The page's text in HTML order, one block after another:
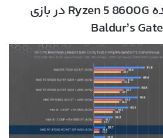
عملکرد پردازنده Ryzen 5 8600G در بازی
Baldur’s